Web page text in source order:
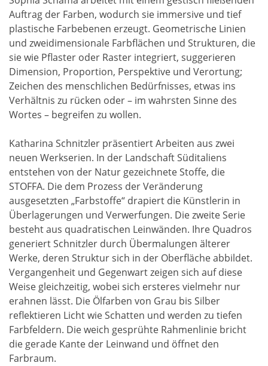
Auftrag der Farben, wodurch sie immersive und tief
plastische Farbebenen erzeugt. Geometrische Linien
und zweidimensionale Farbflächen und Strukturen, die
sie wie Pflaster oder Raster integriert, suggerieren
Dimension, Proportion, Perspektive und Verortung;
Zeichen des menschlichen Bedürfnisses, etwas ins
Verhältnis zu rücken oder – im wahrsten Sinne des
Wortes – begreifen zu wollen.
Katharina Schnitzler präsentiert Arbeiten aus zwei
neuen Werkserien. In der Landschaft Süditaliens
entstehen von der Natur gezeichnete Stoffe, die
STOFFA. Die dem Prozess der Veränderung
ausgesetzten „Farbstoffe“ drapiert die Künstlerin in
Überlagerungen und Verwerfungen. Die zweite Serie
besteht aus quadratischen Leinwänden. Ihre Quadros
generiert Schnitzler durch Übermalungen älterer
Werke, deren Struktur sich in der Oberfläche abbildet.
Vergangenheit und Gegenwart zeigen sich auf diese
Weise gleichzeitig, wobei sich ersteres vielmehr nur
erahnen lässt. Die Ölfarben von Grau bis Silber
reflektieren Licht wie Schatten und werden zu tiefen
Farbfeldern. Die weich gesprühte Rahmenlinie bricht
die gerade Kante der Leinwand und öffnet den
Farbraum.